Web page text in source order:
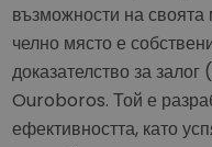
възможности на
челно място е
доказателство за
Ouroboros. Той е
ефективността, като